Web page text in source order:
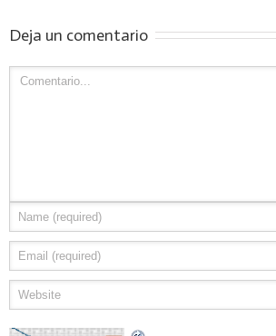
Deja un comentario